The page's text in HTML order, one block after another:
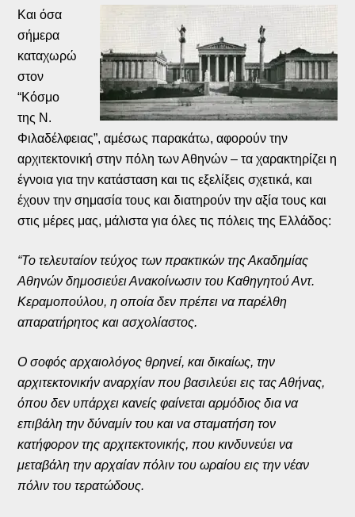
Και όσα
σήμερα
καταχωρώ
στον
“Κόσμο
της Ν.
Φιλαδέλφειας”, αμέσως παρακάτω, αφορούν την
αρχιτεκτονική στην πόλη των Αθηνών – τα χαρακτηρίζει η
έγνοια για την κατάσταση και τις εξελίξεις σχετικά, και
έχουν την σημασία τους και διατηρούν την αξία τους και
στις μέρες μας, μάλιστα για όλες τις πόλεις της Ελλάδος:
“Το τελευταίον τεύχος των πρακτικών της Ακαδημίας
Αθηνών δημοσιεύει Ανακοίνωσιν του Καθηγητού Αντ.
Κεραμοπούλου, η οποία δεν πρέπει να παρέλθη
απαρατήρητος και ασχολίαστος.
Ο σοφός αρχαιολόγος θρηνεί, και δικαίως, την
αρχιτεκτονικήν αναρχίαν που βασιλεύει εις τας Αθήνας,
όπου δεν υπάρχει κανείς φαίνεται αρμόδιος δια να
επιβάλη την δύναμίν του και να σταματήση τον
κατήφορον της αρχιτεκτονικής, που κινδυνεύει να
μεταβάλη την αρχαίαν πόλιν του ωραίου εις την νέαν
πόλιν του τερατώδους.